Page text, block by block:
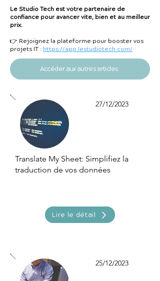
Le Studio Tech est votre partenaire de
confiance pour avancer vite, bien et au meilleur
prix.
👉 Rejoignez la plateforme pour booster vos
projets IT : https://app.lestudiotech.com/
Accéder aux autres articles
27/12/2023
Translate My Sheet: Simplifiez la
traduction de vos données
Lire le détail
25/12/2023